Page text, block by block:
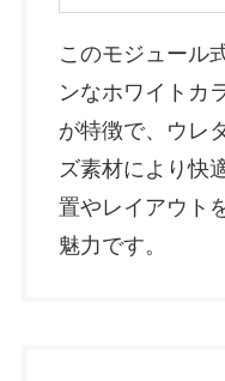
このモジュール
ンなホワイトカ
が特徴で、ウレ
ズ素材により快
置やレイアウト
魅力です。